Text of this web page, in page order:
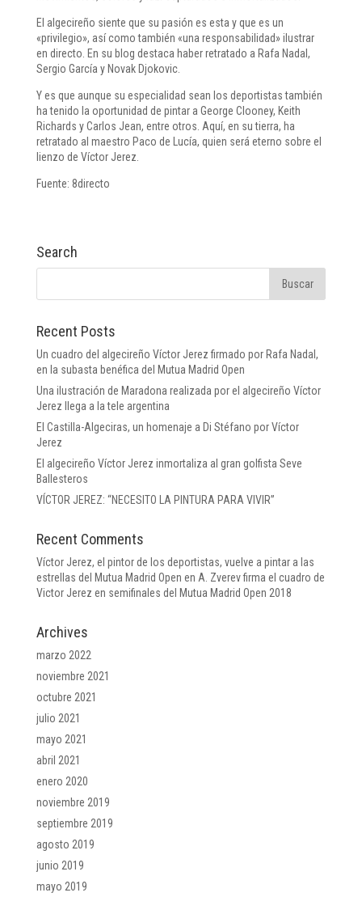
El algecireño siente que su pasión es esta y que es un
«privilegio», así como también «una responsabilidad» ilustrar
en directo. En su blog destaca haber retratado a Rafa Nadal,
Sergio García y Novak Djokovic.
Y es que aunque su especialidad sean los deportistas también
ha tenido la oportunidad de pintar a George Clooney, Keith
Richards y Carlos Jean, entre otros. Aquí, en su tierra, ha
retratado al maestro Paco de Lucía, quien será eterno sobre el
lienzo de Víctor Jerez.
Fuente: 8directo
Search
Recent Posts
Un cuadro del algecireño Víctor Jerez firmado por Rafa Nadal,
en la subasta benéfica del Mutua Madrid Open
Una ilustración de Maradona realizada por el algecireño Víctor
Jerez llega a la tele argentina
El Castilla-Algeciras, un homenaje a Di Stéfano por Víctor
Jerez
El algecireño Víctor Jerez inmortaliza al gran golfista Seve
Ballesteros
VÍCTOR JEREZ: “NECESITO LA PINTURA PARA VIVIR”
Recent Comments
Víctor Jerez, el pintor de los deportistas, vuelve a pintar a las
estrellas del Mutua Madrid Open en A. Zverev firma el cuadro de
Victor Jerez en semifinales del Mutua Madrid Open 2018
Archives
marzo 2022
noviembre 2021
octubre 2021
julio 2021
mayo 2021
abril 2021
enero 2020
noviembre 2019
septiembre 2019
agosto 2019
junio 2019
mayo 2019